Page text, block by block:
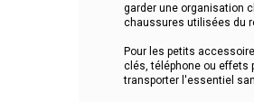
garder une organisation
chaussures utilisées du
Pour les petits
clés, téléphone ou effets
transporter l'essentiel